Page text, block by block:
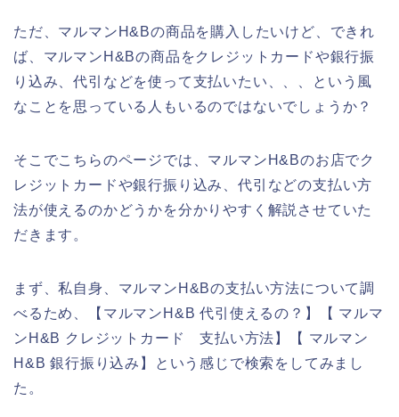
ただ、マルマンH&Bの商品を購入したいけど、できれ
ば、マルマンH&Bの商品をクレジットカードや銀行振
り込み、代引などを使って支払いたい、、、という風
なことを思っている人もいるのではないでしょうか？
そこでこちらのページでは、マルマンH&Bのお店でク
レジットカードや銀行振り込み、代引などの支払い方
法が使えるのかどうかを分かりやすく解説させていた
だきます。
まず、私自身、マルマンH&Bの支払い方法について調
べるため、【マルマンH&B 代引使えるの？】【 マルマ
ンH&B クレジットカード 支払い方法】【 マルマン
H&B 銀行振り込み】という感じで検索をしてみまし
た。